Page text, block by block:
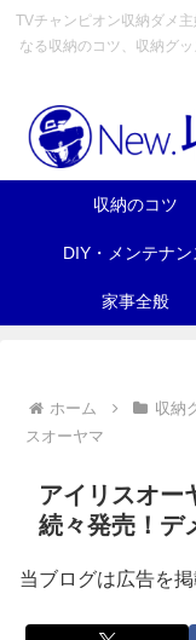
TVチャンピオン収納ダメ
なる収納のコツ、収納グ
収納のコツ
DIY・メンテナン
家事全般
ホーム 収納
スオーヤマ
アイリスオー
続々発売！デ
当ブログは広告を